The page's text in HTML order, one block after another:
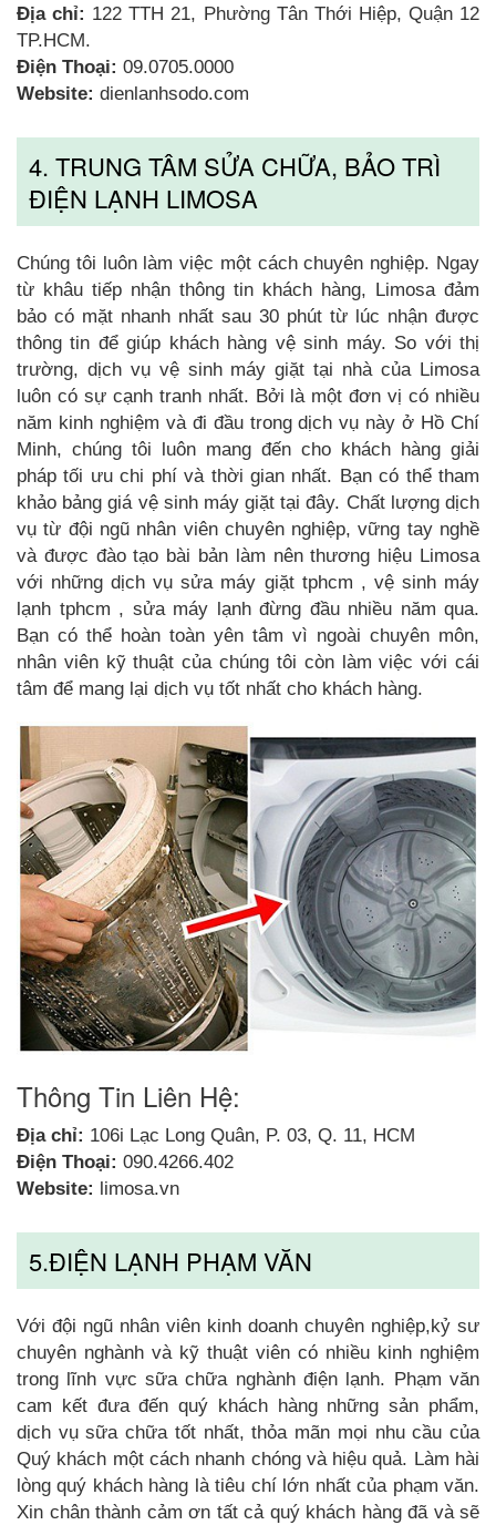
Địa chỉ: 122 TTH 21, Phường Tân Thới Hiệp, Quận 12
TP.HCM.
Điện Thoại: 09.0705.0000
Website: dienlanhsodo.com
4. TRUNG TÂM SỬA CHỮA, BẢO TRÌ
ĐIỆN LẠNH LIMOSA
Chúng tôi luôn làm việc một cách chuyên nghiệp. Ngay
từ khâu tiếp nhận thông tin khách hàng, Limosa đảm
bảo có mặt nhanh nhất sau 30 phút từ lúc nhận được
thông tin để giúp khách hàng vệ sinh máy. So với thị
trường, dịch vụ vệ sinh máy giặt tại nhà của Limosa
luôn có sự cạnh tranh nhất. Bởi là một đơn vị có nhiều
năm kinh nghiệm và đi đầu trong dịch vụ này ở Hồ Chí
Minh, chúng tôi luôn mang đến cho khách hàng giải
pháp tối ưu chi phí và thời gian nhất. Bạn có thể tham
khảo bảng giá vệ sinh máy giặt tại đây. Chất lượng dịch
vụ từ đội ngũ nhân viên chuyên nghiệp, vững tay nghề
và được đào tạo bài bản làm nên thương hiệu Limosa
với những dịch vụ sửa máy giặt tphcm , vệ sinh máy
lạnh tphcm , sửa máy lạnh đừng đầu nhiều năm qua.
Bạn có thể hoàn toàn yên tâm vì ngoài chuyên môn,
nhân viên kỹ thuật của chúng tôi còn làm việc với cái
tâm để mang lại dịch vụ tốt nhất cho khách hàng.
Thông Tin Liên Hệ:
Địa chỉ: 106i Lạc Long Quân, P. 03, Q. 11, HCM
Điện Thoại: 090.4266.402
Website:
limosa.vn
5.ĐIỆN LẠNH PHẠM VĂN
Với đội ngũ nhân viên kinh doanh chuyên nghiệp,kỷ sư
chuyên nghành và kỹ thuật viên có nhiều kinh nghiệm
trong lĩnh vực sữa chữa nghành điện lạnh. Phạm văn
cam kết đưa đến quý khách hàng những sản phẩm,
dịch vụ sữa chữa tốt nhất, thỏa mãn mọi nhu cầu của
Quý khách một cách nhanh chóng và hiệu quả. Làm hài
lòng quý khách hàng là tiêu chí lớn nhất của phạm văn.
Xin chân thành cảm ơn tất cả quý khách hàng đã và sẽ